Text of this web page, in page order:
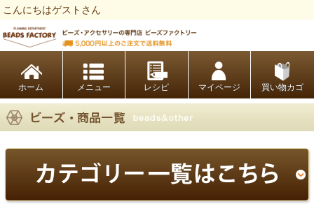
こんにちはゲストさん
ホーム レシピ マイページ 買い物カゴ